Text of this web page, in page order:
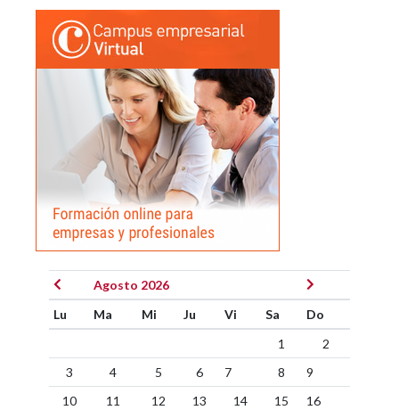
Agosto 2026
Lu
Ma Mi Ju Vi Sa
Do
1
2
3
4 5 6 7 8
9
10
11 12 13 14 15
16